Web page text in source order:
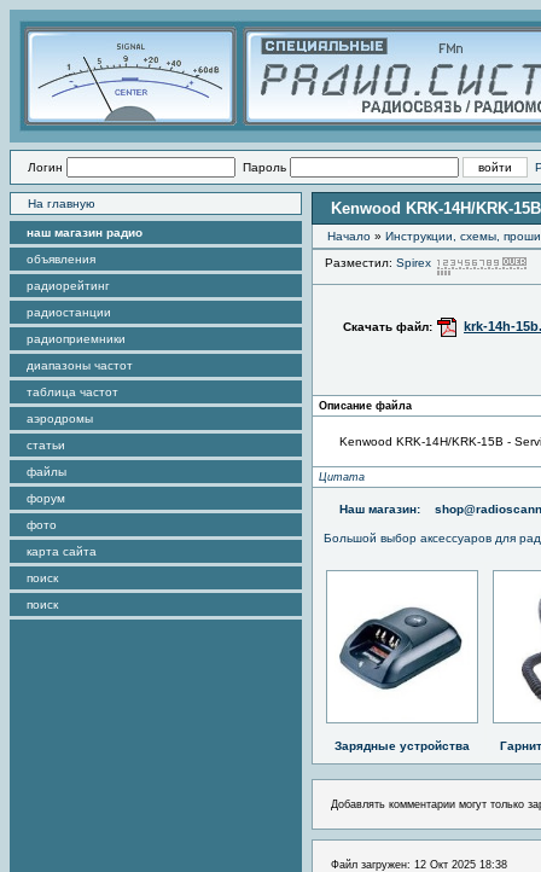
Логин Пароль
На главную
наш магазин радио
объявления
радиорейтинг
радиостанции
радиоприемники
диапазоны частот
таблица частот
аэродромы
статьи
файлы
форум
фото
карта сайта
поиск
поиск
Kenwood KRK-14H/KRK-
Начало » Инструкции, схемы,
Разместил: Spirex
Скачать файл: krk-14h-
Описание файла
Kenwood KRK-14H/KRK-15B -
Цитата
Наш магазин:
Большой выбор аксессуаров для
Зарядные устройства
Добавлять комментарии могут только
Файл загружен: 12 Окт 2025 18:38